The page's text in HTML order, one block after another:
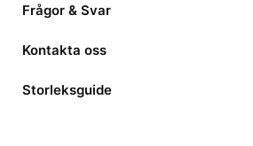
Frågor & Svar
Kontakta oss
Storleksguide